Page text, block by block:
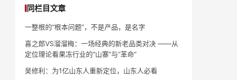
同栏目文章
一整根的“根本问题”，不是产品，是名字
喜之郎VS溜溜梅：一场经典的新老品类对决 ——从
定位理论看果冻行业的“山寨”与“革命”
吴修利：为1亿山东人重新定位，山东人必看